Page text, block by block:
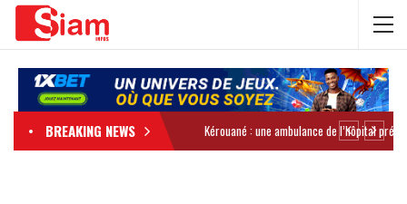
BREAKING NEWS